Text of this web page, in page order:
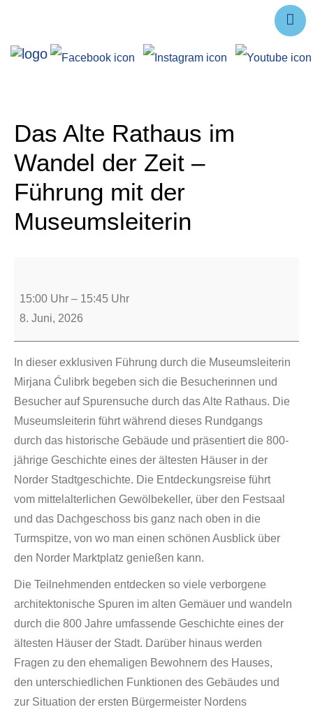
Forschung
Service
Veranstaltungen
Das Alte Rathaus im
Wandel der Zeit –
Führung mit der
Museumsleiterin
15:00 Uhr – 15:45 Uhr
8. Juni, 2026
In dieser exklusiven Führung durch die Museumsleiterin
Mirjana Ćulibrk begeben sich die Besucherinnen und
Besucher auf Spurensuche durch das Alte Rathaus. Die
Museumsleiterin führt während dieses Rundgangs
durch das historische Gebäude und präsentiert die 800-
jährige Geschichte eines der ältesten Häuser in der
Norder Stadtgeschichte. Die Entdeckungsreise führt
vom mittelalterlichen Gewölbekeller, über den Festsaal
und das Dachgeschoss bis ganz nach oben in die
Turmspitze, von wo man einen schönen Ausblick über
den Norder Marktplatz genießen kann.
Die Teilnehmenden entdecken so viele verborgene
architektonische Spuren im alten Gemäuer und wandeln
durch die 800 Jahre umfassende Geschichte eines der
ältesten Häuser der Stadt. Darüber hinaus werden
Fragen zu den ehemaligen Bewohnern des Hauses,
den unterschiedlichen Funktionen des Gebäudes und
zur Situation der ersten Bürgermeister Nordens